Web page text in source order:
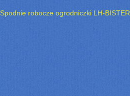
Spodnie robocze ogrodniczki LH-BISTER